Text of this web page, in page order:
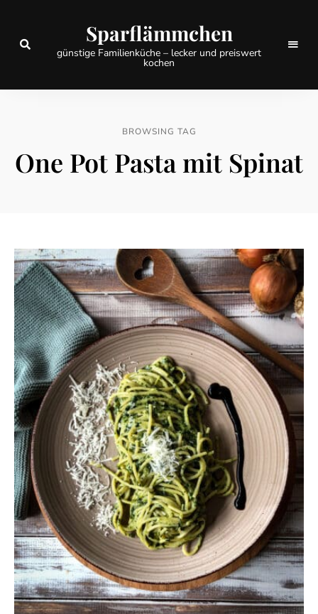
Sparflämmchen
günstige Familienküche – lecker und preiswert
kochen
BROWSING TAG
One Pot Pasta mit Spinat